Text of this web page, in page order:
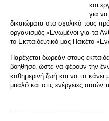
και
για
δικαιώματα στο σχολικό τους
οργανισμός «Ενωμένοι για τα
το Εκπαιδευτικό μας Πακέτο
Παρέχεται δωρεάν στους
βοηθήσει ώστε να φέρουν την
καθημερινή ζωή και να τα κάνει
μυαλό και στις ενέργειες αυτών